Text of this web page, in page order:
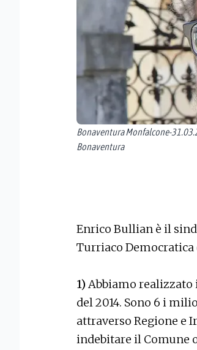
Bonaventura Monfalcone-
Bonaventura
Enrico Bullian è il
Turriaco Democratica
1) Abbiamo
del 2014. Sono 6 i
attraverso Regione e
indebitare il Comune